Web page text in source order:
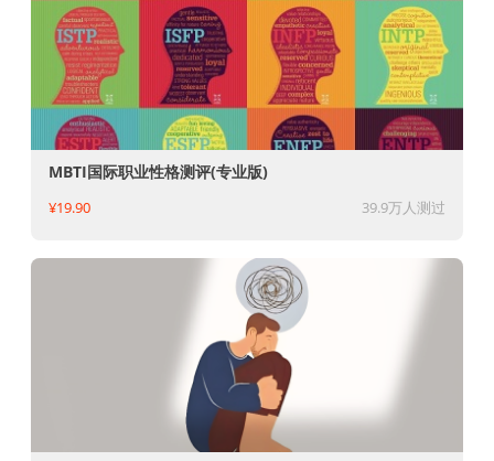
MBTI国际职业性格测评(专业版)
¥19.90 39.9万人测过